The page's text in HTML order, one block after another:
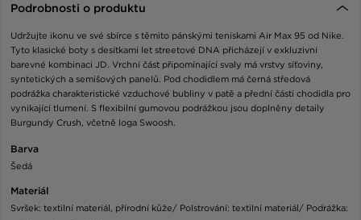
Podrobnosti o produktu
Udržujte ikonu ve své sbírce s těmito pánskými teniskami Air Max 95 od Nike.
Tyto klasické boty s desítkami let streetové DNA přicházejí v exkluzivní
barevné kombinaci JD. Vrchní část připomínající svaly má vrstvy síťoviny,
syntetických a semišových panelů. Pod chodidlem má černá středová
podrážka charakteristické vzduchové bubliny v patě a přední části chodidla pro
vynikající tlumení. S flexibilní gumovou podrážkou jsou doplněny detaily
Burgundy Crush, včetně loga Swoosh.
Barva
Šedá
Materiál
Svršek: textilní materiál, přírodní kůže/ Polstrování: textilní materiál/ Podrážka: